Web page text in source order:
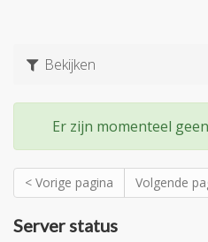
Bekijken
Er zijn momenteel
< Vorige pagina Volgende
Server status